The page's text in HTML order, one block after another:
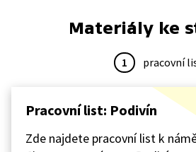
Materiály ke
1 pracovní
Pracovní list: Podivín
Zde najdete pracovní list k